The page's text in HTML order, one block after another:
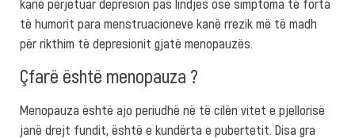
kanë përjetuar depresion pas lindjes ose simptoma të forta
të humorit para menstruacioneve kanë rrezik më të madh
për rikthim të depresionit gjatë menopauzës.
Çfarë është menopauza ?
Menopauza është ajo periudhë në të cilën vitet e pjellorisë
janë drejt fundit, është e kundërta e pubertetit. Disa gra